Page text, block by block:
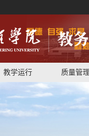
教学运行 质量管